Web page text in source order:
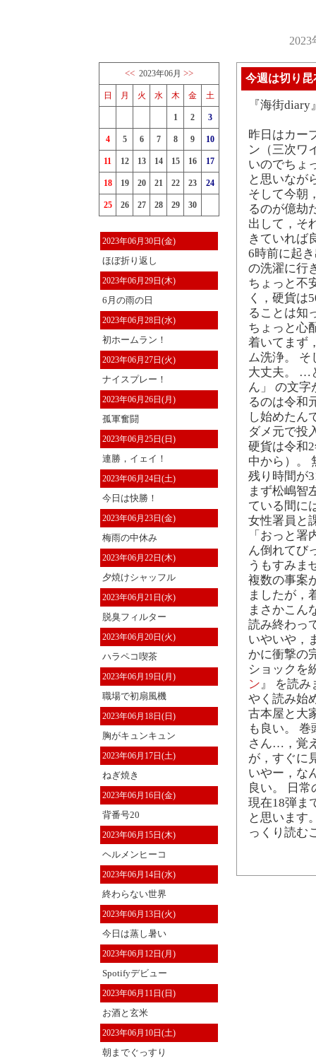
<< 2023年06月 >>
日 月 火 水 木 金 土
1 2 3
4 5 6 7 8 9 10
11 12 13 14 15 16 17
18 19 20 21 22 23 24
25 26 27 28 29 30
2023年06月30日(金)
ほぼ折り返し
2023年06月29日(木)
6月の雨の日
2023年06月28日(水)
初ホームラン！
2023年06月27日(火)
ナイスプレー！
2023年06月26日(月)
孤軍奮闘
2023年06月25日(日)
連勝，イェイ！
2023年06月24日(土)
今日は快勝！
2023年06月23日(金)
梅雨の中休み
2023年06月22日(木)
夕焼けシャッフル
2023年06月21日(水)
脱臭フィルター
2023年06月20日(火)
ハラペコ喫茶
2023年06月19日(月)
職場で初扇風機
2023年06月18日(日)
胸がキュンキュン
2023年06月17日(土)
ねぎ焼き
2023年06月16日(金)
背番号20
2023年06月15日(木)
ヘルメンヒーコ
2023年06月14日(水)
終わらない世界
2023年06月13日(火)
今日は蒸し暑い
2023年06月12日(月)
Spotifyデビュー
2023年06月11日(日)
お酒と玄米
2023年06月10日(土)
朝までぐっすり
今週は切り昆
『海街
昨日はカー
ン（三次ワ
いのでちょ
と思いなが
そして今朝
るのが億劫
出して，そ
きていれば
6時前に起
の洗濯に行
ちょっと不
く，硬貨は
ることは知
ちょっと心
着いてまず
ム洗浄。 そ
大丈夫。 …
ん」 の文字
るのは令和
し始めたん
ダメ元で投
硬貨は令和
中から）。
残り時間が
まず松嶋智
ている間に
女性署員と
「おっと
ん倒れてび
うもすみま
複数の事案
ましたが，
まさかこん
読み終わっ
いやいや，
かに衝撃の
ショックを
ン』 を読み
やく読み始
古本屋と大
も良い。
さん…，覚
が，すぐに
いやー，な
良い。 日常
現在18弾ま
と思います
っくり読む